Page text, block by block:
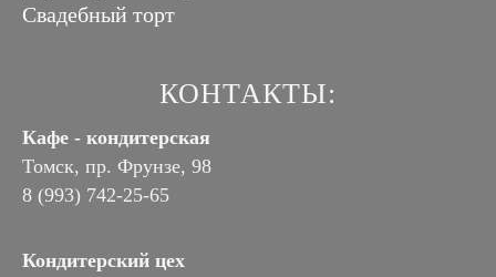
Свадебный торт
КОНТАКТЫ:
Кафе - кондитерская
Томск, пр. Фрунзе, 98
8 (993) 742-25-65
Кондитерский цех